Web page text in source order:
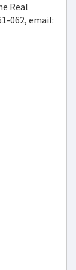
Real
062, email: